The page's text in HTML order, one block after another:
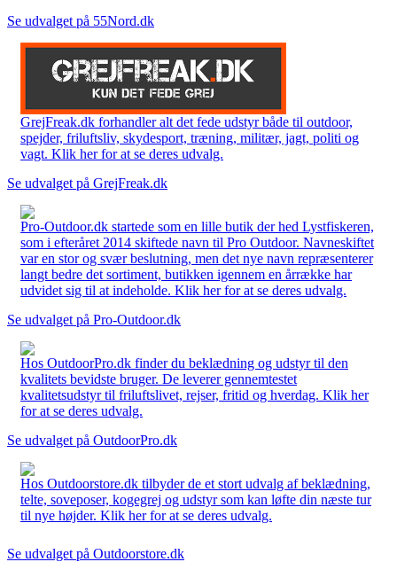
Se udvalget på 55Nord.dk
GrejFreak.dk forhandler alt det fede udstyr både til outdoor,
spejder, friluftsliv, skydesport, træning, militær, jagt, politi og
vagt. Klik her for at se deres udvalg.
Se udvalget på GrejFreak.dk
Pro-Outdoor.dk startede som en lille butik der hed Lystfiskeren,
som i efteråret 2014 skiftede navn til Pro Outdoor. Navneskiftet
var en stor og svær beslutning, men det nye navn repræsenterer
langt bedre det sortiment, butikken igennem en årrække har
udvidet sig til at indeholde. Klik her for at se deres udvalg.
Se udvalget på Pro-Outdoor.dk
Hos OutdoorPro.dk finder du beklædning og udstyr til den
kvalitets bevidste bruger. De leverer gennemtestet
kvalitetsudstyr til friluftslivet, rejser, fritid og hverdag. Klik her
for at se deres udvalg.
Se udvalget på OutdoorPro.dk
Hos Outdoorstore.dk tilbyder de et stort udvalg af beklædning,
telte, soveposer, kogegrej og udstyr som kan løfte din næste tur
til nye højder. Klik her for at se deres udvalg.
Se udvalget på Outdoorstore.dk